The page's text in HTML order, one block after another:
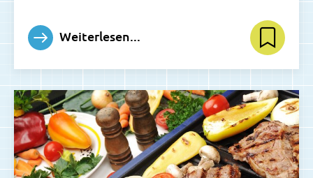
Weiterlesen...